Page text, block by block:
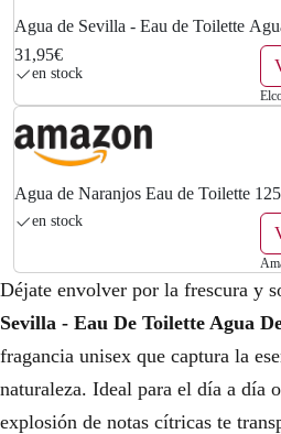
Agua de Sevilla - Eau de Toilette
Sevilla.
31,95€
en stock
Agua de Naranjos Eau de Toilette
en stock
Déjate envolver por la frescura y
Sevilla - Eau De Toilette Agua
fragancia unisex que captura la
naturaleza. Ideal para el día a día
explosión de notas cítricas te